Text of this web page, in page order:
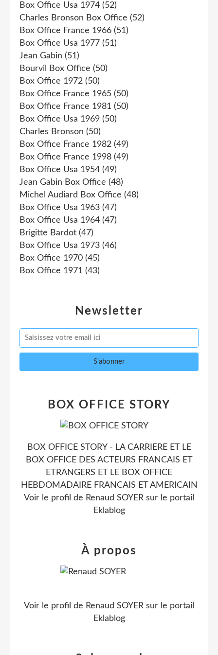
Newsletter
Box Office Usa 1974 (52)
Charles Bronson Box Office (52)
Box Office France 1966 (51)
Box Office Usa 1977 (51)
Jean Gabin (51)
Bourvil Box Office (50)
Box Office 1972 (50)
Box Office France 1965 (50)
Box Office France 1981 (50)
Box Office Usa 1969 (50)
Charles Bronson (50)
Box Office France 1982 (49)
Box Office France 1998 (49)
Box Office Usa 1954 (49)
Jean Gabin Box Office (48)
Michel Audiard Box Office (48)
Box Office Usa 1963 (47)
Box Office Usa 1964 (47)
Brigitte Bardot (47)
Box Office Usa 1973 (46)
Box Office 1970 (45)
Box Office 1971 (43)
BOX OFFICE STORY
BOX OFFICE STORY - LA CARRIERE ET LE
BOX OFFICE DES ACTEURS FRANCAIS ET
ETRANGERS ET LE BOX OFFICE
HEBDOMADAIRE FRANCAIS ET AMERICAIN
Voir le profil de Renaud SOYER sur le portail
Eklablog
À propos
Voir le profil de Renaud SOYER sur le portail
Eklablog